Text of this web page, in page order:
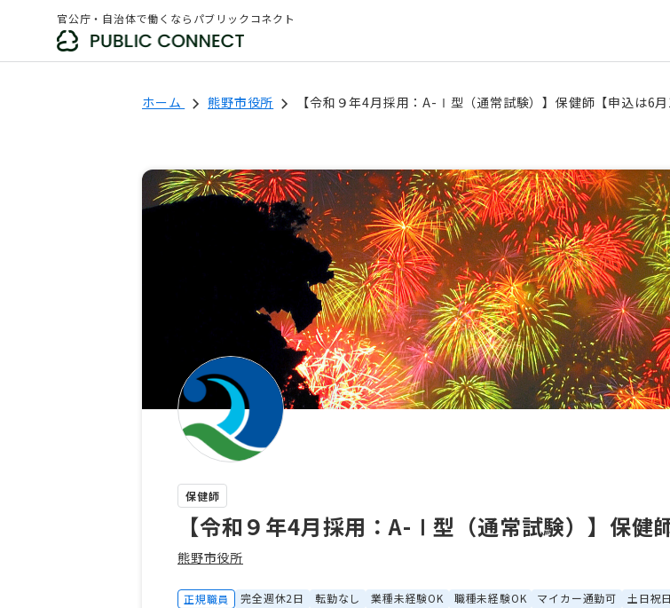
官公庁・自治体で働くならパブリックコネクト
ホーム 熊野市役所 【令和９年4月採用：A-Ⅰ型（通常試験）】保健師【申込は6月
保健師
【令和９年4月採用：A-Ⅰ型（通常試験）】保健
熊野市役所
正規職員 完全週休2日 転勤なし 業種未経験OK 職種未経験OK マイカー通勤可 土日祝